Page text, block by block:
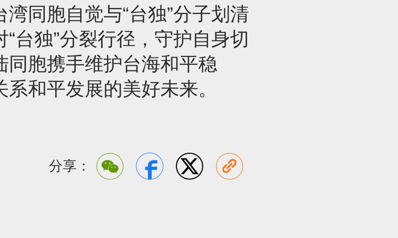
湾同胞自觉与“台独”分子划清
台独”分裂行径，守护自身切
同胞携手维护台海和平稳
和平发展的美好未来。
分享：